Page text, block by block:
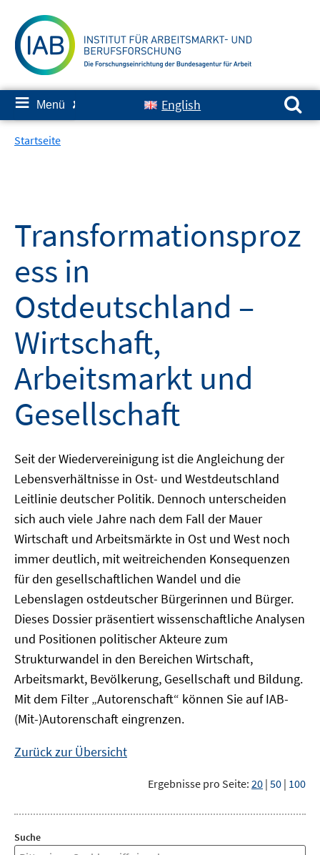
zum
Inhalt
≡ Menü ✘ English
Suchen nach:
Startseite
Transformationsproz
ess in
Ostdeutschland –
Wirtschaft,
Arbeitsmarkt und
Gesellschaft
Seit der Wiedervereinigung ist die Angleichung der
Lebensverhältnisse in Ost- und Westdeutschland
Leitlinie deutscher Politik. Dennoch unterscheiden
sich auch viele Jahre nach dem Fall der Mauer
Wirtschaft und Arbeitsmärkte in Ost und West noch
immer deutlich, mit weitreichenden Konsequenzen
für den gesellschaftlichen Wandel und die
Lebenslagen ostdeutscher Bürgerinnen und Bürger.
Dieses Dossier präsentiert wissenschaftliche Analysen
und Positionen politischer Akteure zum
Strukturwandel in den Bereichen Wirtschaft,
Arbeitsmarkt, Bevölkerung, Gesellschaft und Bildung.
Mit dem Filter „Autorenschaft“ können Sie auf IAB-
(Mit-)Autorenschaft eingrenzen.
Zurück zur Übersicht
Ergebnisse pro Seite: 20 | 50 | 100
Suche